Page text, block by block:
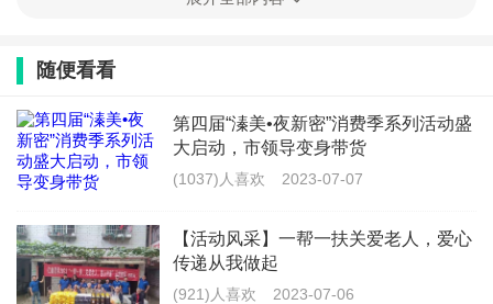
随便看看
第四届“溱美•夜新密”消费季系列活动盛
大启动，市领导变身带货
(1037)人喜欢 2023-07-07
【活动风采】一帮一扶关爱老人，爱心
传递从我做起
(921)人喜欢 2023-07-06